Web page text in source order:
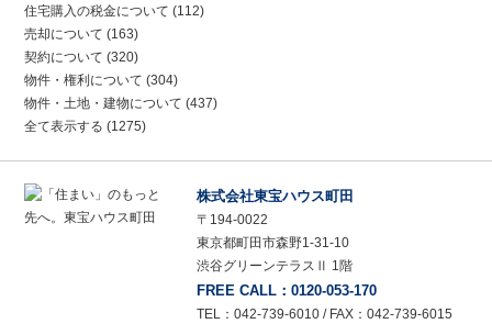
住宅購入の税金について (112)
売却について (163)
契約について (320)
物件・権利について (304)
物件・土地・建物について (437)
全て表示する (1275)
株式会社東宝ハウス町田
〒194-0022
東京都町田市森野1-31-10
渋谷グリーンテラスⅡ 1階
FREE CALL：0120-053-170
TEL：042-739-6010 / FAX：042-739-6015